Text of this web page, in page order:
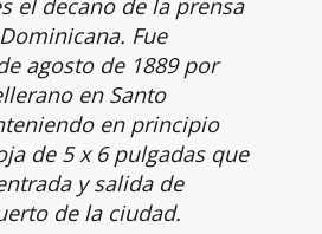
el decano de la prensa
Fue
agosto de 1889 por
en Santo
en principio
de 5 x 6 pulgadas que
y salida de
de la ciudad.